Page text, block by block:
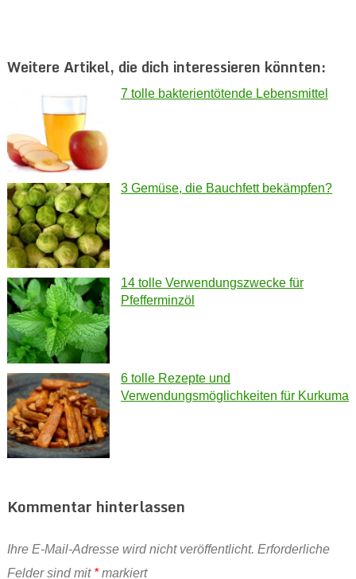
Weitere Artikel, die dich interessieren könnten:
7 tolle bakterientötende Lebensmittel
3 Gemüse, die Bauchfett bekämpfen?
14 tolle Verwendungszwecke für
Pfefferminzöl
6 tolle Rezepte und
Verwendungsmöglichkeiten für Kurkuma
Kommentar hinterlassen
Ihre E-Mail-Adresse wird nicht veröffentlicht. Erforderliche
Felder sind mit *markiert